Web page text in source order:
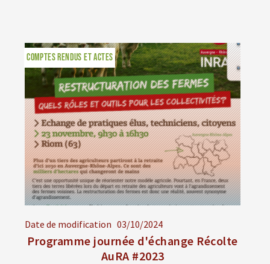
Date de modification 03/10/2024
Programme journée d'échange Récolte
AuRA #2023
COMPTES RENDUS ET ACTES